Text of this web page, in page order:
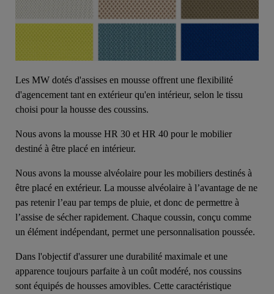
Les MW dotés d'assises en mousse offrent une flexibilité
d'agencement tant en extérieur qu'en intérieur, selon le tissu
choisi pour la housse des coussins.
Nous avons la mousse HR 30 et HR 40 pour le mobilier
destiné à être placé en intérieur.
Nous avons la mousse alvéolaire pour les mobiliers destinés à
être placé en extérieur. La mousse alvéolaire à l’avantage de ne
pas retenir l’eau par temps de pluie, et donc de permettre à
l’assise de sécher rapidement. Chaque coussin, conçu comme
un élément indépendant, permet une personnalisation poussée.
Dans l'objectif d'assurer une durabilité maximale et une
apparence toujours parfaite à un coût modéré, nos coussins
sont équipés de housses amovibles. Cette caractéristique